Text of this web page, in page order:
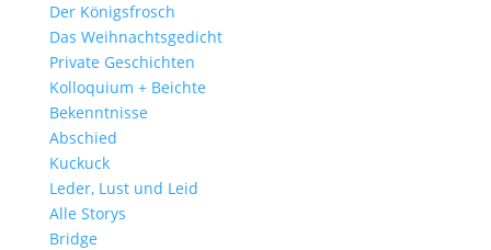
Der Königsfrosch
Das Weihnachtsgedicht
Private Geschichten
Kolloquium + Beichte
Bekenntnisse
Abschied
Kuckuck
Leder, Lust und Leid
Alle Storys
Bridge